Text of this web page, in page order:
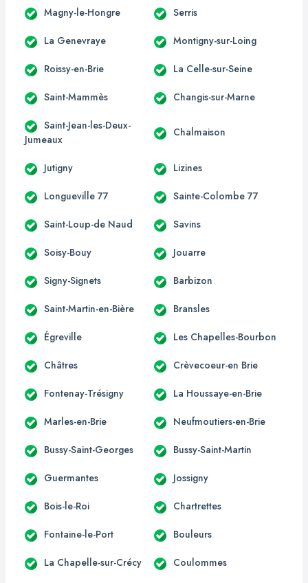
Magny-le-Hongre Serris
La Genevraye Montigny-sur-Loing
Roissy-en-Brie La Celle-sur-Seine
Saint-Mammès Changis-sur-Marne
Saint-Jean-les-Deux-
Jumeaux
Chalmaison
Jutigny Lizines
Longueville 77 Sainte-Colombe 77
Saint-Loup-de Naud Savins
Soisy-Bouy Jouarre
Signy-Signets Barbizon
Saint-Martin-en-Bière Bransles
Égreville Les Chapelles-Bourbon
Châtres Crèvecoeur-en Brie
Fontenay-Trésigny La Houssaye-en-Brie
Marles-en-Brie Neufmoutiers-en-Brie
Bussy-Saint-Georges Bussy-Saint-Martin
Guermantes Jossigny
Bois-le-Roi Chartrettes
Fontaine-le-Port Bouleurs
La Chapelle-sur-Crécy Coulommes